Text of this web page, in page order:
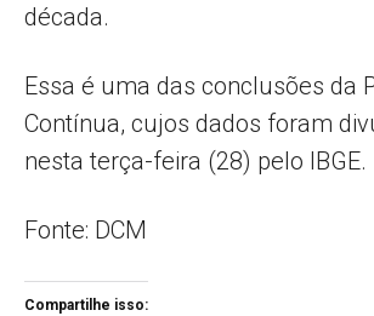
década.
Essa é uma das conclusões da
Contínua, cujos dados foram
nesta terça-feira (28) pelo IBGE.
Fonte: DCM
Compartilhe isso: